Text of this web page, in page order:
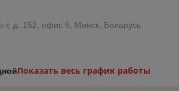
т, д. 152, офис 6, Минск, Беларусь
Показать весь график работы